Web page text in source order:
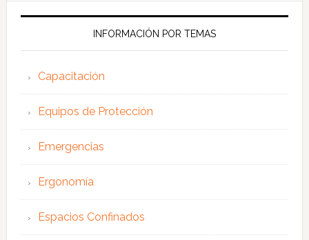
web
INFORMACIÓN POR TEMAS
Capacitación
Equipos de Protección
Emergencias
Ergonomía
Espacios Confinados